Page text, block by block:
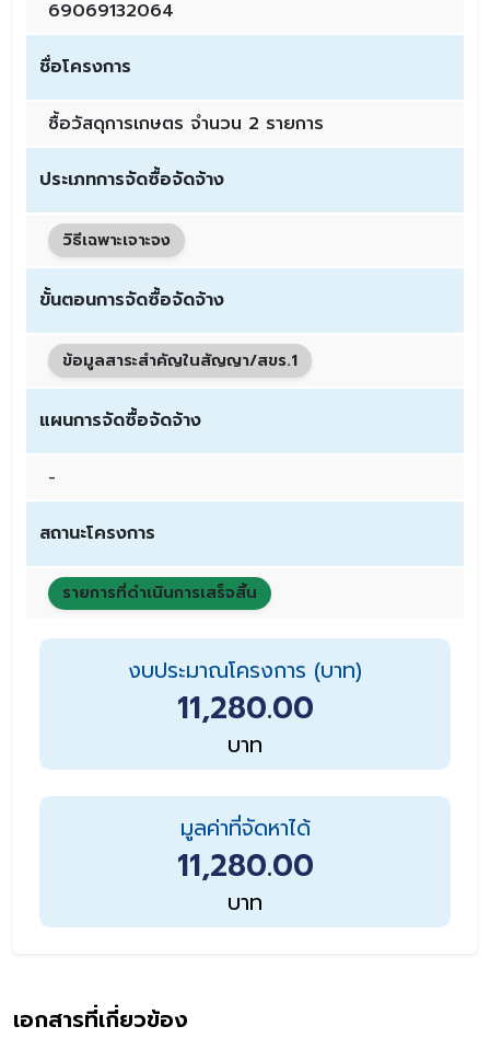
69069132064
ชื่อโครงการ
ซื้อวัสดุการเกษตร จำนวน 2 รายการ
ประเภทการจัดซื้อจัดจ้าง
วิธีเฉพาะเจาะจง
ขั้นตอนการจัดซื้อจัดจ้าง
ข้อมูลสาระสำคัญในสัญญา/สขร.1
แผนการจัดซื้อจัดจ้าง
-
สถานะโครงการ
รายการที่ดำเนินการเสร็จสิ้น
งบประมาณโครงการ (บาท)
11,280.00
บาท
มูลค่าที่จัดหาได้
11,280.00
บาท
เอกสารที่เกี่ยวข้อง